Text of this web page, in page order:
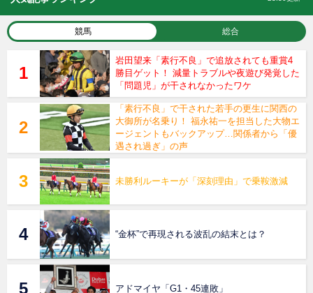
競馬 総合
岩田望来「素行不良」で追放されても重賞4
勝目ゲット！ 減量トラブルや夜遊び発覚した
「問題児」が干されなかったワケ
「素行不良」で干された若手の更生に関西の
大御所が名乗り！ 福永祐一を担当した大物エ
ージェントもバックアップ…関係者から「優
遇され過ぎ」の声
未勝利ルーキーが「深刻理由」で乗鞍激減
“金杯”で再現される波乱の結末とは？
アドマイヤ「G1・45連敗」